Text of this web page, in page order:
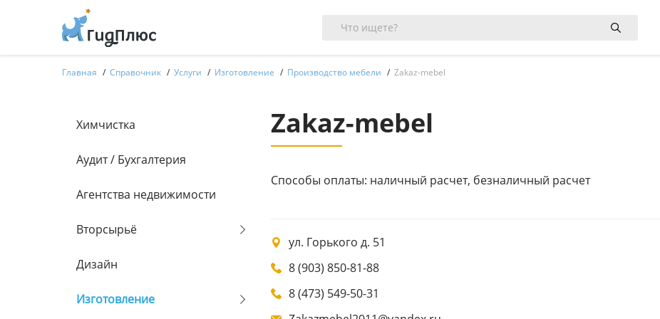
Главная Справочник Услуги Изготовление Производство мебели Zakaz-mebel
Химчистка
Аудит / Бухгалтерия
Агентства недвижимости
Вторсырьё
Дизайн
Изготовление
Zakaz-mebel
Способы оплаты: наличный расчет, безналичный расчет
ул. Горького д. 51
8 (903) 850-81-88
8 (473) 549-50-31